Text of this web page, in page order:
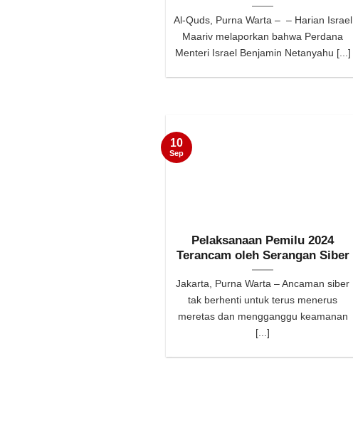
Al-Quds, Purna Warta – – Harian Israel
Maariv melaporkan bahwa Perdana
Menteri Israel Benjamin Netanyahu [...]
Pelaksanaan Pemilu 2024
Terancam oleh Serangan Siber
Jakarta, Purna Warta – Ancaman siber
tak berhenti untuk terus menerus
meretas dan mengganggu keamanan
[...]
10
Sep